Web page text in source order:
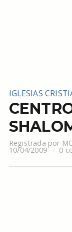
IGLESIAS
Registrada por
10/04/2009 0